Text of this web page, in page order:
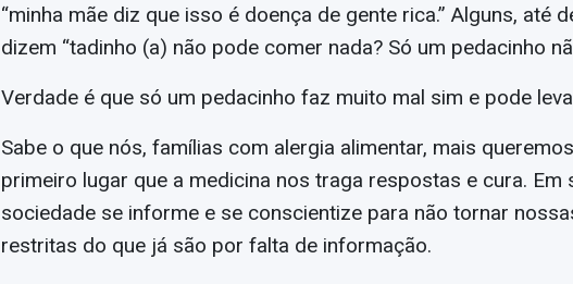
“minha mãe diz que isso é doença de gente rica.” Alguns, até
dizem “tadinho (a) não pode comer nada? Só um pedacinho
Verdade é que só um pedacinho faz muito mal sim e pode
Sabe o que nós, famílias com alergia alimentar, mais
primeiro lugar que a medicina nos traga respostas e cura. Em
sociedade se informe e se conscientize para não tornar
restritas do que já são por falta de informação.